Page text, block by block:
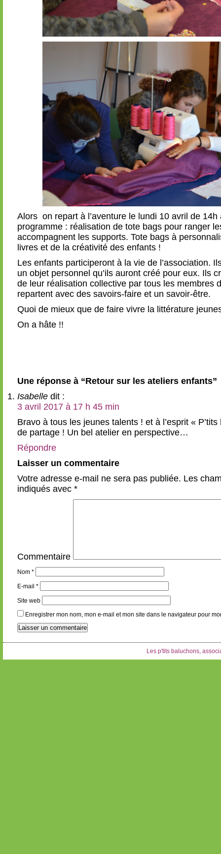
Alors on repart à l’aventure le lundi 10 avril de 14h
programme : réalisation de tote bags pour ranger
accompagnent les supports. Tote bags à
livres et de la créativité des enfants !
Les enfants participeront à la vie de l’association.
un objet personnel qu’ils auront créé pour eux. Ils
de leur réalisation collective par tous les membres
repartent avec des savoirs-faire et un savoir-être.
Quoi de mieux que de faire vivre la littérature
On a hâte !!
Une réponse à “Retour sur les ateliers enfants”
Isabelle dit :
3 avril 2017 à 17 h 45 min
Bravo à tous les jeunes talents ! et à l’esprit «
de partage ! Un bel atelier en perspective…
Répondre
Laisser un commentaire
Votre adresse e-mail ne sera pas publiée. Les
indiqués avec *
Commentaire
Nom *
E-mail *
Site web
Enregistrer mon nom, mon e-mail et mon site dans le navigateur pour
Les p'tits baluchons,